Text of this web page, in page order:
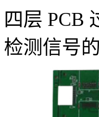
四层 PCB
检测信号